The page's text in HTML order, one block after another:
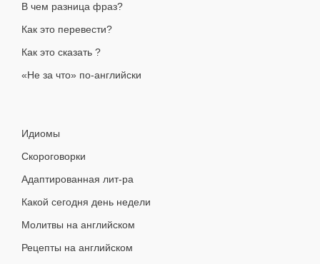
В чем разница фраз?
Как это перевести?
Как это сказать ?
«Не за что» по-английски
Идиомы
Скороговорки
Адаптированная лит-ра
Какой сегодня день недели
Молитвы на английском
Рецепты на английском